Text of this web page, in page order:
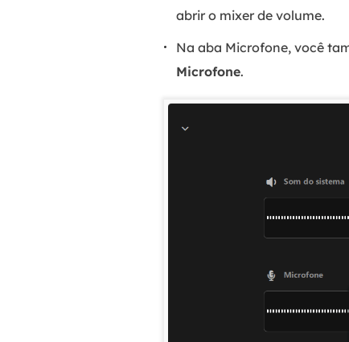
abrir o mixer de volume.
Na aba Microfone, você
Microfone.